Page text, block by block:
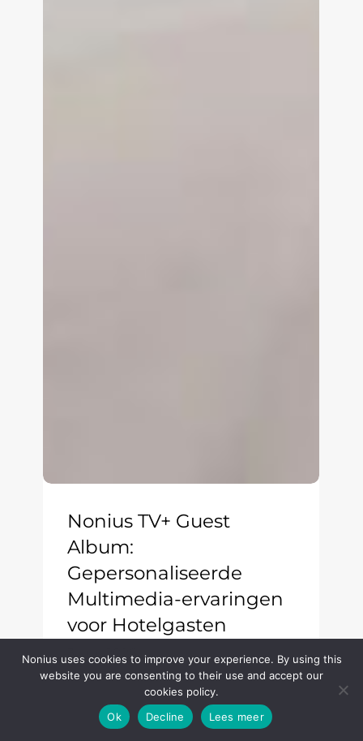
Nonius TV+ Guest
Album:
Gepersonaliseerde
Multimedia-ervaringen
voor Hotelgasten
3 juni 2026
Nonius uses cookies to improve your experience. By using this
website you are consenting to their use and accept our
cookies policy.
Ok
Decline Lees meer